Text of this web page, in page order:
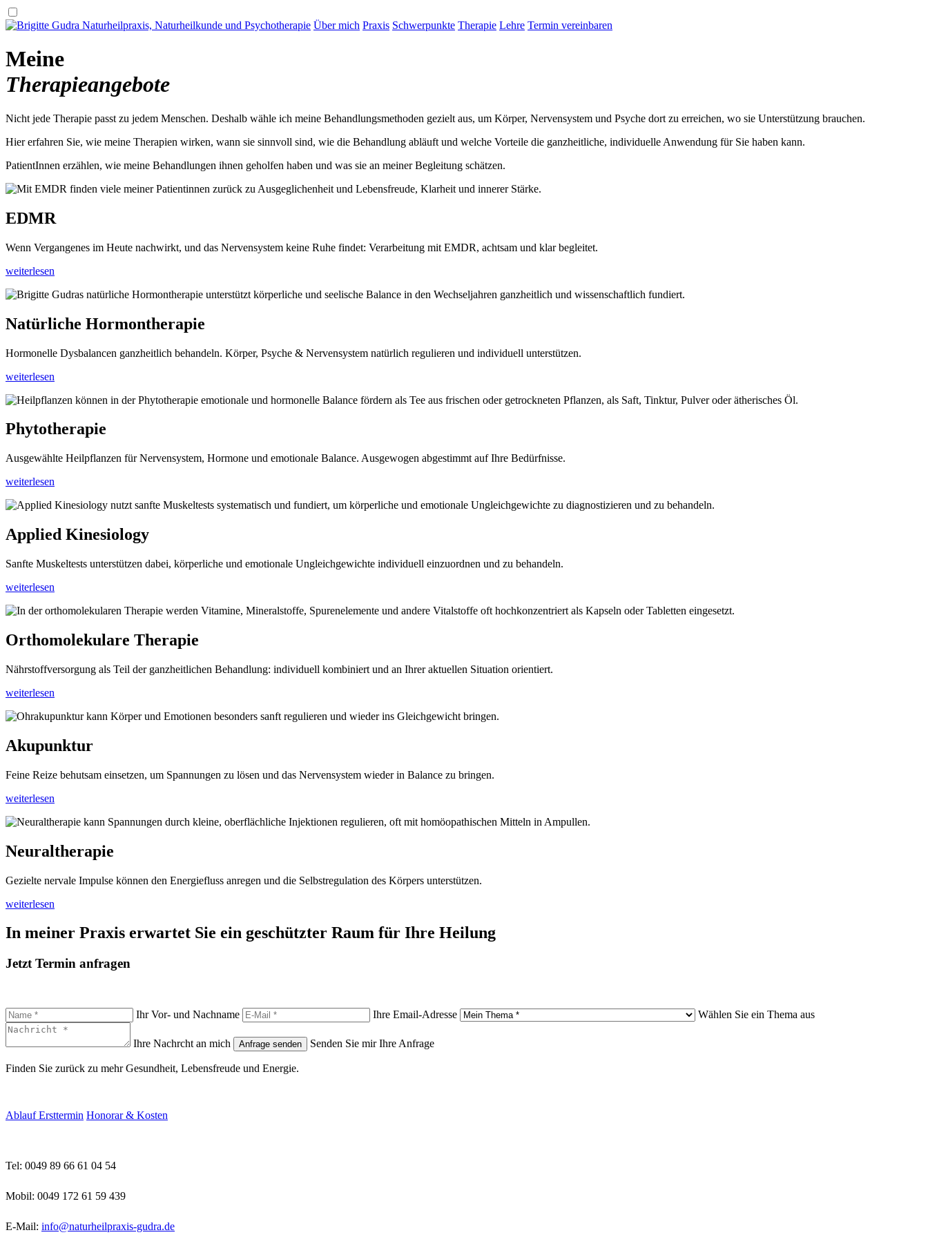
Über mich Praxis Schwerpunkte Therapie Lehre Termin vereinbaren
Meine
Therapieangebote
Nicht jede Therapie passt zu jedem Menschen. Deshalb wähle ich meine Behandlungsmethoden gezielt aus, um Körper, Nervensystem und Psyche dort zu erreichen, wo sie Unterstützung brauchen.
Hier erfahren Sie, wie meine Therapien wirken, wann sie sinnvoll sind, wie die Behandlung abläuft und welche Vorteile die ganzheitliche, individuelle Anwendung für Sie haben kann.
PatientInnen erzählen, wie meine Behandlungen ihnen geholfen haben und was sie an meiner Begleitung schätzen.
EDMR
Wenn Vergangenes im Heute nachwirkt, und das Nervensystem keine Ruhe findet: Verarbeitung mit EMDR, achtsam und klar begleitet.
weiterlesen
Natürliche Hormontherapie
Hormonelle Dysbalancen ganzheitlich behandeln. Körper, Psyche & Nervensystem natürlich regulieren und individuell unterstützen.
weiterlesen
Phytotherapie
Ausgewählte Heilpflanzen für Nervensystem, Hormone und emotionale Balance. Ausgewogen abgestimmt auf Ihre Bedürfnisse.
weiterlesen
Applied Kinesiology
Sanfte Muskeltests unterstützen dabei, körperliche und emotionale Ungleichgewichte individuell einzuordnen und zu behandeln.
weiterlesen
Orthomolekulare Therapie
Nährstoffversorgung als Teil der ganzheitlichen Behandlung: individuell kombiniert und an Ihrer aktuellen Situation orientiert.
weiterlesen
Akupunktur
Feine Reize behutsam einsetzen, um Spannungen zu lösen und das Nervensystem wieder in Balance zu bringen.
weiterlesen
Neuraltherapie
Gezielte nervale Impulse können den Energiefluss anregen und die Selbstregulation des Körpers unterstützen.
weiterlesen
In meiner Praxis erwartet Sie ein geschützter Raum für Ihre Heilung
Jetzt Termin anfragen
Ihr Vor- und Nachname Ihre Email-Adresse Wählen Sie ein Thema aus
Ihre Nachrcht an mich Senden Sie mir Ihre Anfrage
Finden Sie zurück zu mehr Gesundheit, Lebensfreude und Energie.
Ablauf Ersttermin Honorar & Kosten
Tel: 0049 89 66 61 04 54
Mobil: 0049 172 61 59 439
E-Mail: info@naturheilpraxis-gudra.de